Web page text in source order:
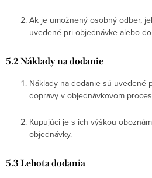
Ak je umožnený osobný odber,
uvedené pri objednávke alebo
5.2 Náklady na dodanie
Náklady na dodanie sú uvedené
dopravy v objednávkovom
Kupujúci je s ich výškou
objednávky.
5.3 Lehota dodania